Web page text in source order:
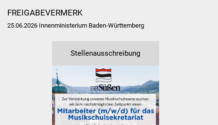
Hallenbad
Stadtbücherei
FREIGABEVERMERK
25.06.2026 Innenministerium Baden-Württemberg
Stellenausschreibung